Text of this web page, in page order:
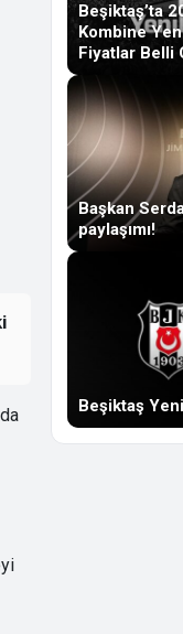
Beşiktaş’ta
Kombine
Fiyatlar Belli
Başkan
paylaşımı!
Beşiktaş